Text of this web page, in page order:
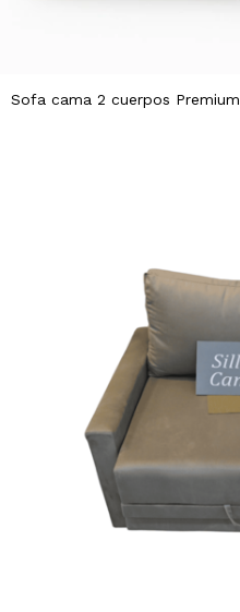
Sofa cama 2 cuerpos Premium